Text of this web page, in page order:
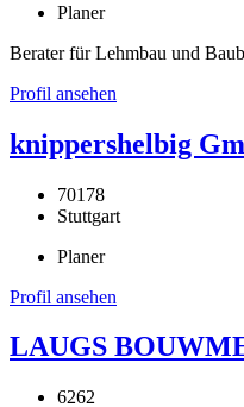
Planer
Berater für Lehmbau und
Profil ansehen
knippershelbig
70178
Stuttgart
Planer
Profil ansehen
LAUGS
6262